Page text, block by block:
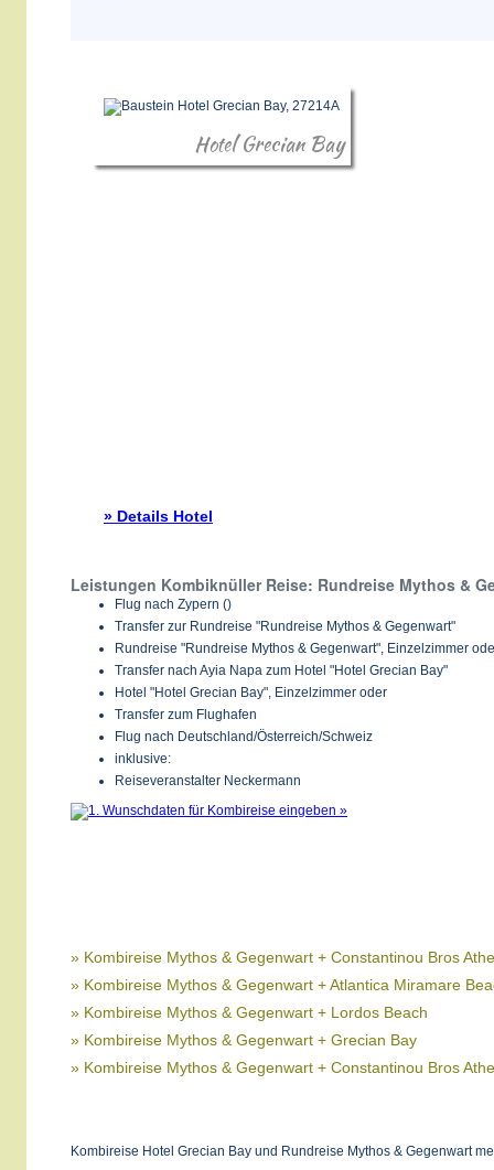
Hotel Grecian Bay
» Details Hotel
Leistungen Kombiknüller Reise: Rundreise Mythos &
Flug nach Zypern ()
Transfer zur Rundreise "Rundreise Mythos & Gegenwart"
Rundreise "Rundreise Mythos & Gegenwart", Einzelzimmer
Transfer nach Ayia Napa zum Hotel "Hotel Grecian Bay"
Hotel "Hotel Grecian Bay", Einzelzimmer oder
Transfer zum Flughafen
Flug nach Deutschland/Österreich/Schweiz
inklusive:
Reiseveranstalter Neckermann
» Kombireise Mythos & Gegenwart + Constantinou Bros
» Kombireise Mythos & Gegenwart + Atlantica Miramare
» Kombireise Mythos & Gegenwart + Lordos Beach
» Kombireise Mythos & Gegenwart + Grecian Bay
» Kombireise Mythos & Gegenwart + Constantinou Bros
Kombireise Hotel Grecian Bay und Rundreise Mythos & Gegenwart